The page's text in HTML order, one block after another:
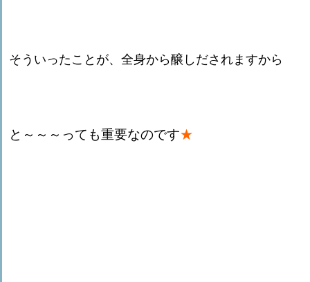
そういったことが、全身から醸しだされますから
と～～～っても重要なのです★